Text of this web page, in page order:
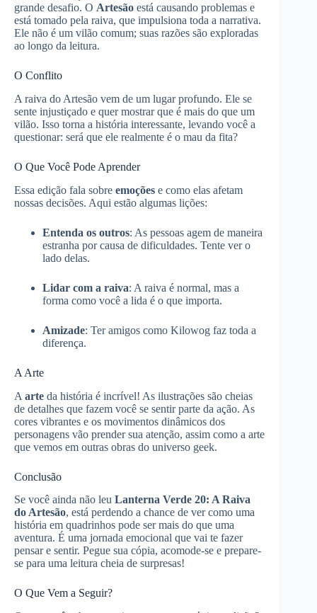
grande desafio. O Artesão está causando problemas e
está tomado pela raiva, que impulsiona toda a narrativa.
Ele não é um vilão comum; suas razões são exploradas
ao longo da leitura.
O Conflito
A raiva do Artesão vem de um lugar profundo. Ele se
sente injustiçado e quer mostrar que é mais do que um
vilão. Isso torna a história interessante, levando você a
questionar: será que ele realmente é o mau da fita?
O Que Você Pode Aprender
Essa edição fala sobre emoções e como elas afetam
nossas decisões. Aqui estão algumas lições:
Entenda os outros: As pessoas agem de maneira
estranha por causa de dificuldades. Tente ver o
lado delas.
Lidar com a raiva: A raiva é normal, mas a
forma como você a lida é o que importa.
Amizade: Ter amigos como Kilowog faz toda a
diferença.
A Arte
A arte da história é incrível! As ilustrações são cheias
de detalhes que fazem você se sentir parte da ação. As
cores vibrantes e os movimentos dinâmicos dos
personagens vão prender sua atenção, assim como a arte
que vemos em outras obras do universo geek.
Conclusão
Se você ainda não leu Lanterna Verde 20: A Raiva
do Artesão, está perdendo a chance de ver como uma
história em quadrinhos pode ser mais do que uma
aventura. É uma jornada emocional que vai te fazer
pensar e sentir. Pegue sua cópia, acomode-se e prepare-
se para uma leitura cheia de surpresas!
O Que Vem a Seguir?